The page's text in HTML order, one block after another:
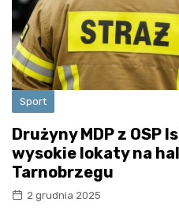
Sport
Drużyny MDP z OSP
wysokie lokaty na
Tarnobrzegu
2 grudnia 2025